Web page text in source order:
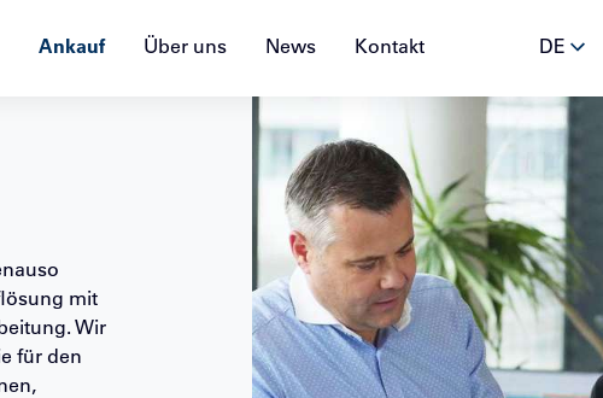
Ankauf Über uns News Kontakt DE
mit
Wir
für den